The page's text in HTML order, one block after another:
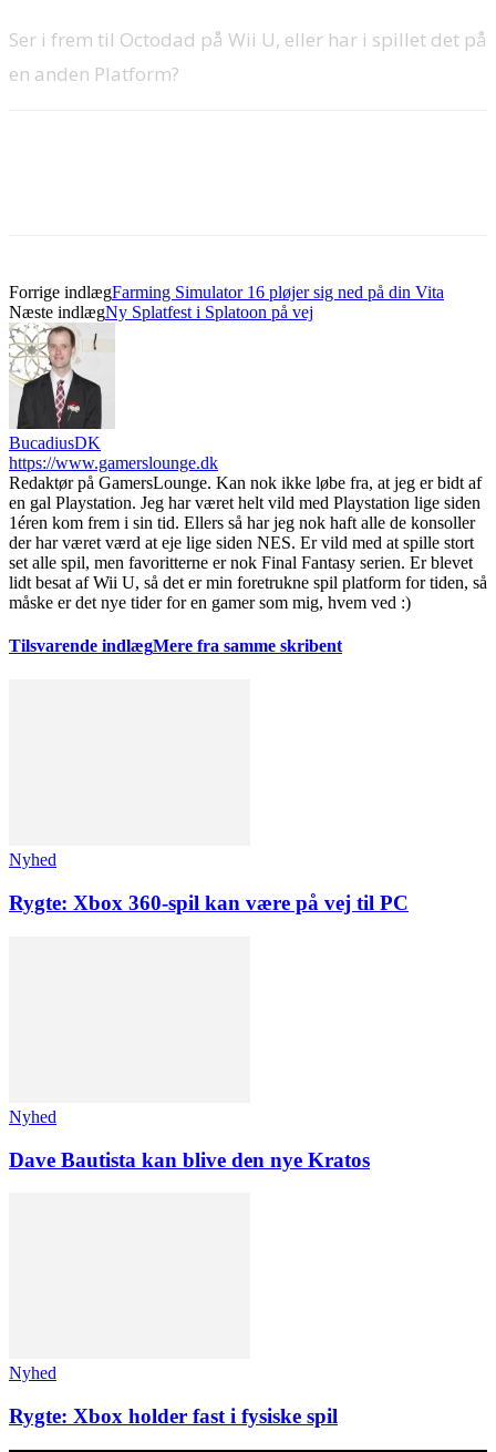
Ser i frem til Octodad på Wii U, eller har i spillet det på
en anden Platform?
Forrige indlægFarming Simulator 16 pløjer sig ned på din Vita
Næste indlægNy Splatfest i Splatoon på vej
BucadiusDK
https://www.gamerslounge.dk
Redaktør på GamersLounge. Kan nok ikke løbe fra, at jeg er bidt af
en gal Playstation. Jeg har været helt vild med Playstation lige siden
1éren kom frem i sin tid. Ellers så har jeg nok haft alle de konsoller
der har været værd at eje lige siden NES. Er vild med at spille stort
set alle spil, men favoritterne er nok Final Fantasy serien. Er blevet
lidt besat af Wii U, så det er min foretrukne spil platform for tiden, så
måske er det nye tider for en gamer som mig, hvem ved :)
Tilsvarende indlægMere fra samme skribent
Nyhed
Rygte: Xbox 360-spil kan være på vej til PC
Nyhed
Dave Bautista kan blive den nye Kratos
Nyhed
Rygte: Xbox holder fast i fysiske spil